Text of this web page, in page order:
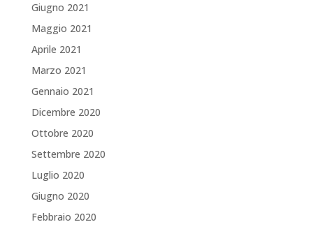
Giugno 2021
Maggio 2021
Aprile 2021
Marzo 2021
Gennaio 2021
Dicembre 2020
Ottobre 2020
Settembre 2020
Luglio 2020
Giugno 2020
Febbraio 2020